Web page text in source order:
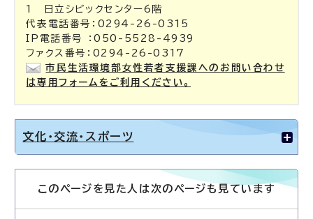
1 日立シビックセンター6階
代表電話番号：0294-26-0315
IP電話番号 ：050-5528-4939
ファクス番号：0294-26-0317
市民生活環境部女性若者支援課へのお問い合わせ
は専用フォームをご利用ください。
文化・交流・スポーツ
このページを見た人は次のページも見ています